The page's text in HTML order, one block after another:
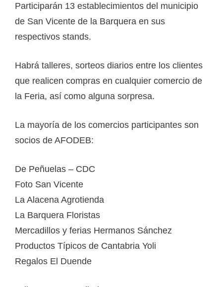
Participarán 13 establecimientos del municipio
de San Vicente de la Barquera en sus
respectivos stands.
Habrá talleres, sorteos diarios entre los clientes
que realicen compras en cualquier comercio de
la Feria, así como alguna sorpresa.
La mayoría de los comercios participantes son
socios de AFODEB:
De Peñuelas – CDC
Foto San Vicente
La Alacena Agrotienda
La Barquera Floristas
Mercadillos y ferias Hermanos Sánchez
Productos Típicos de Cantabria Yoli
Regalos El Duende